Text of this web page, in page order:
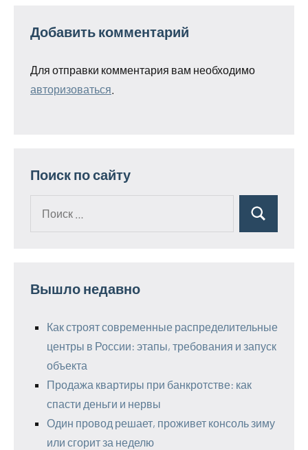
Добавить комментарий
Для отправки комментария вам необходимо
авторизоваться
Поиск по сайту
Поиск
Вышло недавно
Как строят современные распределительные
центры в России: этапы, требования и запуск
объекта
Продажа квартиры при банкротстве: как
спасти деньги и нервы
Один провод решает, проживет консоль зиму
или сгорит за неделю